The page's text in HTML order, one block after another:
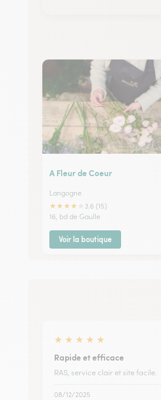
A Fleur de Coeur
Langogne
★★★★
3.6 (15)
16, bd de Gaulle
Voir la boutique
★ ★ ★ ★ ★
Rapide et efficace
RAS, service clair et site facile.
08/12/2025